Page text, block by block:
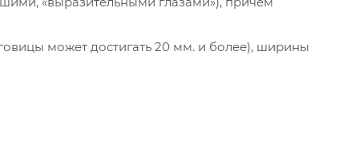
может достигать 20 мм. и более), ширины